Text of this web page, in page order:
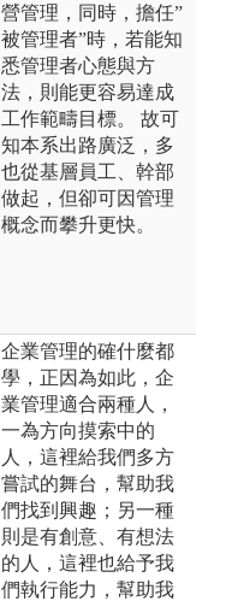
營管理，同時，擔任”
被管理者”時，若能知
悉管理者心態與方
法，則能更容易達成
工作範疇目標。 故可
知本系出路廣泛，多
也從基層員工、幹部
做起，但卻可因管理
概念而攀升更快。
企業管理的確什麼都
學，正因為如此，企
業管理適合兩種人，
一為方向摸索中的
人，這裡給我們多方
嘗試的舞台，幫助我
們找到興趣；另一種
則是有創意、有想法
的人，這裡也給予我
們執行能力，幫助我